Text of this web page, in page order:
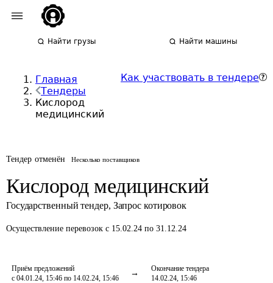
Найти грузы Найти машины
Главная
Тендеры
Кислород
медицинский
Как участвовать в тендере
Тендер отменён Несколько поставщиков
Кислород медицинский
Государственный тендер, Запрос котировок
Осуществление перевозок с 15.02.24 по 31.12.24
Приём предложений
с 04.01.24, 15:46 по 14.02.24, 15:46
Окончание тендера
14.02.24, 15:46